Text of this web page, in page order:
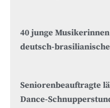
40 junge
deutsch-
Seniorenbeauftragte
Dance-